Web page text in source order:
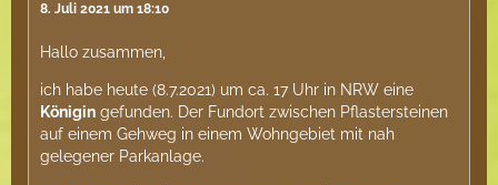
8. Juli 2021 um 18:10
Hallo zusammen,
ich habe heute (8.7.2021) um ca. 17 Uhr in NRW eine
Königin gefunden. Der Fundort zwischen Pflastersteinen
auf einem Gehweg in einem Wohngebiet mit nah
gelegener Parkanlage.